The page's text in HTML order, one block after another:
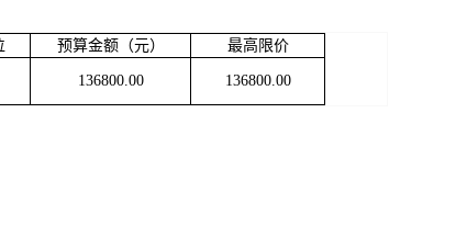
预算金额（元） 最高限价
136800.00 136800.00